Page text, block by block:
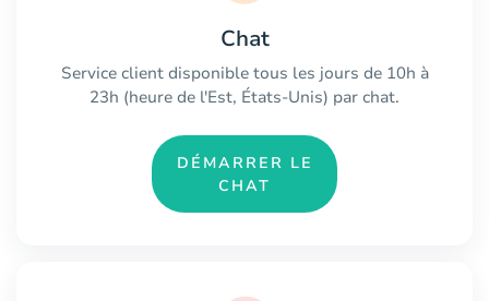
Chat
Service client disponible tous les jours de 10h à
23h (heure de l'Est, États-Unis) par chat.
DÉMARRER LE
CHAT